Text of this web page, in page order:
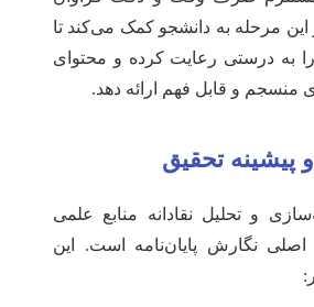
این مرحله به دانشجو کمک می‌کند تا
را به درستی رعایت کرده و محتوای
منسجم و قابل فهم ارائه دهد.
پیشینه تحقیق
و تحلیل نقادانه منابع علمی
اصلی نگارش پایان‌نامه است. این